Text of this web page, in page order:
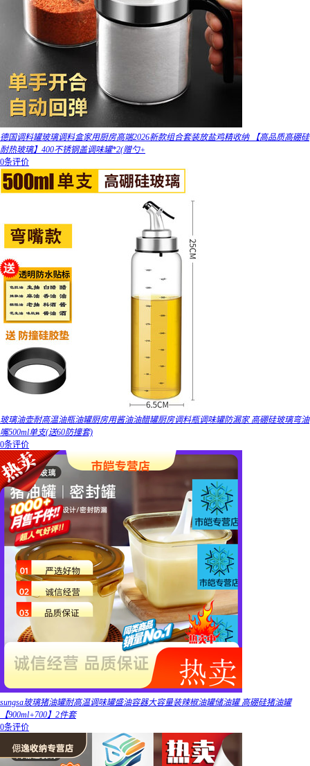
德国调料罐玻璃调料盒家用厨房高端2026新款组合套装放盐鸡精收纳 【高品质高硼硅
耐热玻璃】400不锈钢盖调味罐*2(赠勺+
0条评价
玻璃油壶耐高温油瓶油罐厨房用酱油油醋罐厨房调料瓶调味罐防漏家 高硼硅玻璃弯油
嘴500ml单支(送60防撞套)
0条评价
sungsa玻璃猪油罐耐高温调味罐盛油容器大容量装辣椒油罐储油罐 高硼硅猪油罐
【900ml+700】2件套
0条评价